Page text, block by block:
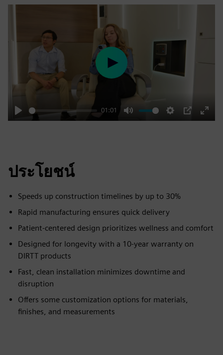
Play
01:01
Mute Settings
PIP
Enter
Play
ประโยชน์
Speeds up construction timelines by up to 30%
Rapid manufacturing ensures quick delivery
Patient-centered design prioritizes wellness and comfort
Designed for longevity with a 10-year warranty on
DIRTT products
Fast, clean installation minimizes downtime and
disruption
Offers some customization options for materials,
finishes, and measurements